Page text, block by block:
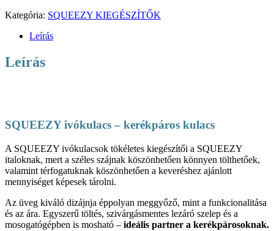
Kategória: SQUEEZY KIEGÉSZÍTŐK
Leírás
Leírás
SQUEEZY ivókulacs – kerékpáros kulacs
A SQUEEZY ivókulacsok tökéletes kiegészítői a SQUEEZY
italoknak, mert a széles szájnak köszönhetően könnyen tölthetőek,
valamint térfogatuknak köszönhetően a keveréshez ajánlott
mennyiséget képesek tárolni.
Az üveg kiváló dizájnja éppolyan meggyőző, mint a funkcionalitása
és az ára. Egyszerű töltés, szivárgásmentes lezáró szelep és a
mosogatógépben is mosható – ideális partner a kerékpárosoknak.